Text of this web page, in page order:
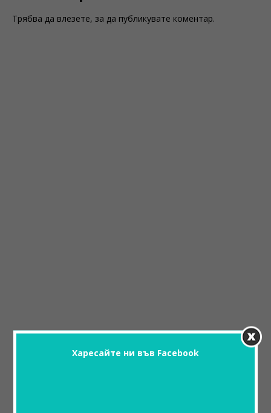
Трябва да влезете, за да публикувате коментар.
Харесайте ни във Facebook